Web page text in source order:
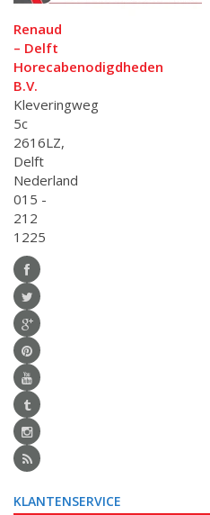
Renaud
– Delft
Horecabenodigdheden
B.V.
Kleveringweg
5c
2616LZ,
Delft
Nederland
015 -
212
1225
KLANTENSERVICE